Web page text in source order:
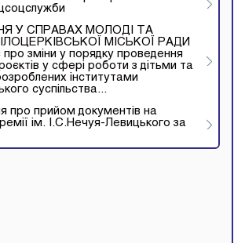
У СПРАВАХ МОЛОДІ ТА
МІСЬКОЇ РАДИ
про зміни у порядку проведення
у сфері роботи з дітьми та
інститутами
суспільства...
про прийом документів на
ім. І.С.Нечуя-Левицького за